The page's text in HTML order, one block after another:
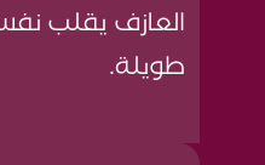
العازف يقلب
طويلة.